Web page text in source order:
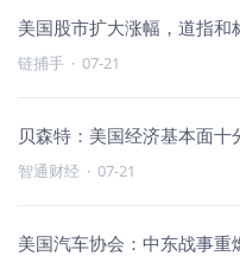
美国股市扩大涨幅，道指
链捕手 · 07-21
贝森特：美国经济基本面十
智通财经 · 07-21
美国汽车协会：中东战事